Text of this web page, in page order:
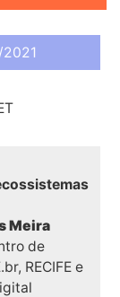
2021
Meira
de
RECIFE e